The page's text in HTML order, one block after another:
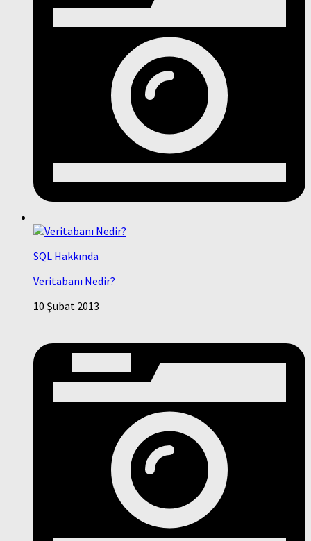
SQL Hakkında
Veritabanı Nedir?
10 Şubat 2013